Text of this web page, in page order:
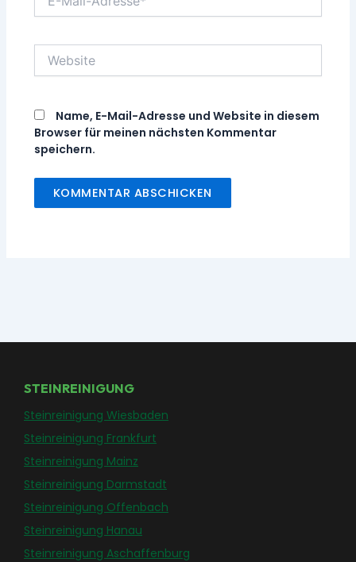
Mail-
Name, E-Mail-Adresse und Website in diesem
Browser für meinen nächsten Kommentar
speichern.
STEINREINIGUNG
Steinreinigung Wiesbaden
Steinreinigung Frankfurt
Steinreinigung Mainz
Steinreinigung Darmstadt
Steinreinigung Offenbach
Steinreinigung Hanau
Steinreinigung Aschaffenburg